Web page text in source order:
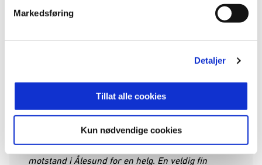
Markedsføring
Detaljer
Tillat alle cookies
Kun nødvendige cookies
Til tross for en tapper innsats ble vertene for
Nora Blomsnes sørget for vårt trøstemål mot
Fornøyd hovedtrener
Hovedtrener for rekrutt, Sivert Vårdal Sandersen
fulgte jentene gjennom helgen, og sa følgende:
"Moro å få muligheten til å få så bra nasjonal
motstand i Ålesund for en helg. En veldig fin